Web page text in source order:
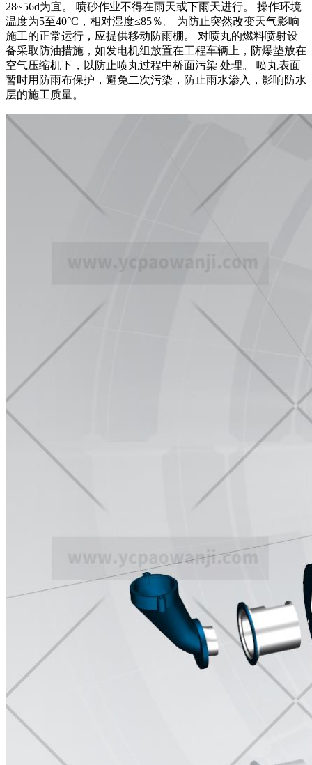
28~56d为宜。 喷砂作业不得在雨天或下雨天进行。 操作环境
温度为5至40°C，相对湿度≤85％。 为防止突然改变天气影响
施工的正常运行，应提供移动防雨棚。 对喷丸的燃料喷射设
备采取防油措施，如发电机组放置在工程车辆上，防爆垫放在
空气压缩机下，以防止喷丸过程中桥面污染 处理。 喷丸表面
暂时用防雨布保护，避免二次污染，防止雨水渗入，影响防水
层的施工质量。